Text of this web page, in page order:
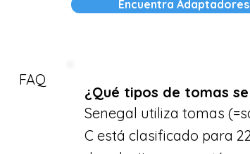
Encuentra Adaptadores
FAQ
¿Qué tipos de tomas
Senegal utiliza tomas
C está clasificado para